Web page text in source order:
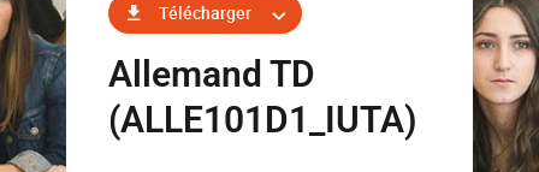
Télécharger
Allemand TD
(ALLE101D1_IUTA)